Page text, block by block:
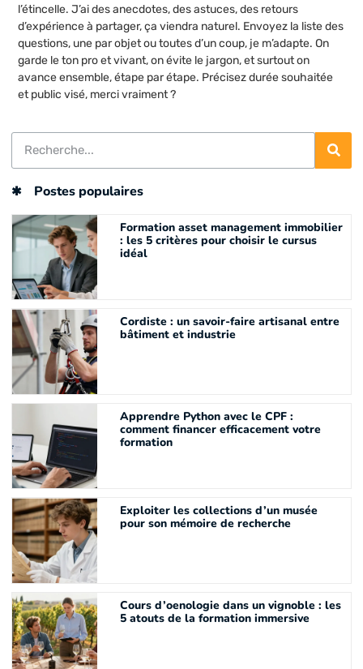
l’étincelle. J’ai des anecdotes, des astuces, des retours
d’expérience à partager, ça viendra naturel. Envoyez la liste des
questions, une par objet ou toutes d’un coup, je m’adapte. On
garde le ton pro et vivant, on évite le jargon, et surtout on
avance ensemble, étape par étape. Précisez durée souhaitée
et public visé, merci vraiment ?
Postes populaires
Formation asset management immobilier
: les 5 critères pour choisir le cursus
idéal
Cordiste : un savoir-faire artisanal entre
bâtiment et industrie
Apprendre Python avec le CPF :
comment financer efficacement votre
formation
Exploiter les collections d’un musée
pour son mémoire de recherche
Cours d’oenologie dans un vignoble : les
5 atouts de la formation immersive